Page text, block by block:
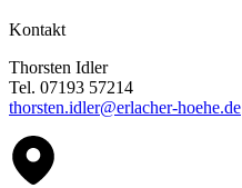
Kontakt
Thorsten Idler
Tel. 07193 57214
thorsten.idler@erlacher-hoehe.de